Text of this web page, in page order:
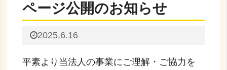
ページ公開のお知らせ
2025.6.16
平素より当法人の事業にご理解・ご協力を